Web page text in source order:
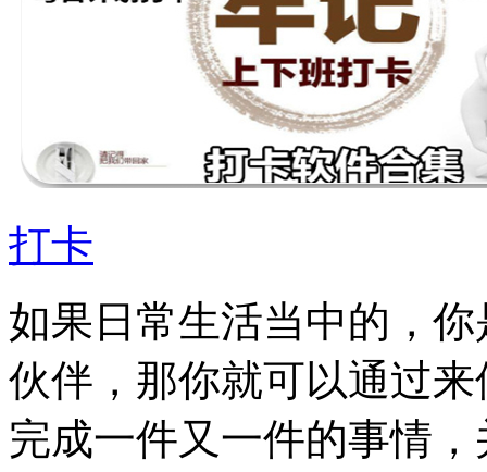
打卡
如果日常生活当中的，
伙伴，那你就可以通过
完成一件又一件的事情